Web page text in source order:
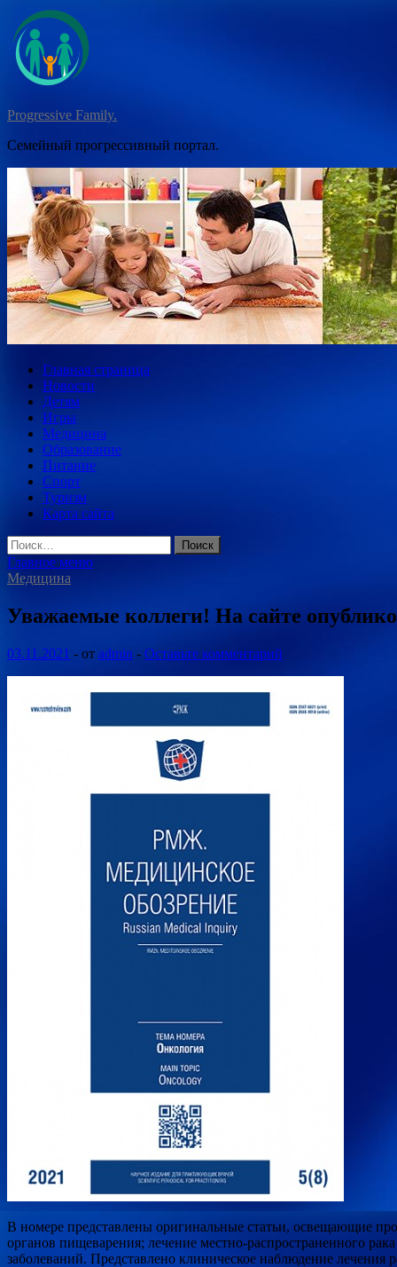
Перейти
содержимому
Progressive Family.
Семейный прогрессивный портал.
Главная страница
Новости
Детям
Игры
Медицина
Образование
Питание
Спорт
Туризм
Карта сайта
Найти:
Главное меню
Медицина
Уважаемые коллеги! На сайте
03.11.2021 - от admin - Оставьте комментарий
В номере представлены оригинальные статьи, освещающие
органов пищеварения; лечение местно-распространенного
заболеваний. Представлено клиническое наблюдение лечения